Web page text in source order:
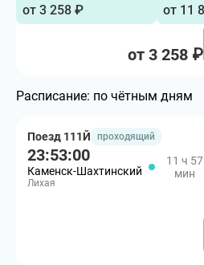
от 3 258 ₽ от 11
от 3 258 ₽
Расписание: по чётным дням
Поезд 111Й проходящий
23:53:00
Каменск-Шахтинский
Лихая
11 ч 57
мин